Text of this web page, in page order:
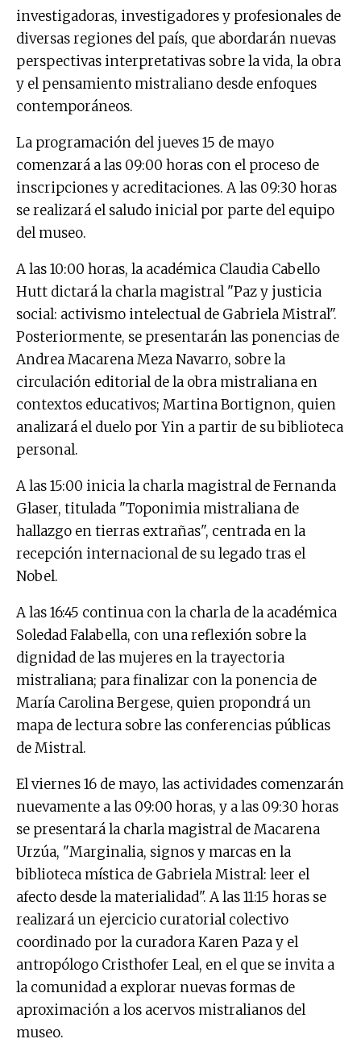
investigadoras, investigadores y profesionales de
diversas regiones del país, que abordarán nuevas
perspectivas interpretativas sobre la vida, la obra
y el pensamiento mistraliano desde enfoques
contemporáneos.
La programación del jueves 15 de mayo
comenzará a las 09:00 horas con el proceso de
inscripciones y acreditaciones. A las 09:30 horas
se realizará el saludo inicial por parte del equipo
del museo.
A las 10:00 horas, la académica Claudia Cabello
Hutt dictará la charla magistral "Paz y justicia
social: activismo intelectual de Gabriela Mistral".
Posteriormente, se presentarán las ponencias de
Andrea Macarena Meza Navarro, sobre la
circulación editorial de la obra mistraliana en
contextos educativos; Martina Bortignon, quien
analizará el duelo por Yin a partir de su biblioteca
personal.
A las 15:00 inicia la charla magistral de Fernanda
Glaser, titulada "Toponimia mistraliana de
hallazgo en tierras extrañas", centrada en la
recepción internacional de su legado tras el
Nobel.
A las 16:45 continua con la charla de la académica
Soledad Falabella, con una reflexión sobre la
dignidad de las mujeres en la trayectoria
mistraliana; para finalizar con la ponencia de
María Carolina Bergese, quien propondrá un
mapa de lectura sobre las conferencias públicas
de Mistral.
El viernes 16 de mayo, las actividades comenzarán
nuevamente a las 09:00 horas, y a las 09:30 horas
se presentará la charla magistral de Macarena
Urzúa, "Marginalia, signos y marcas en la
biblioteca mística de Gabriela Mistral: leer el
afecto desde la materialidad". A las 11:15 horas se
realizará un ejercicio curatorial colectivo
coordinado por la curadora Karen Paza y el
antropólogo Cristhofer Leal, en el que se invita a
la comunidad a explorar nuevas formas de
aproximación a los acervos mistralianos del
museo.